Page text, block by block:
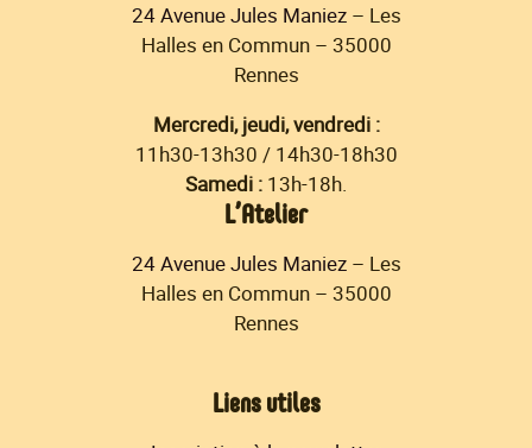
24 Avenue Jules Maniez– Les
Halles en Commun – 35000
Rennes
Mercredi, jeudi, vendredi :
11h30-13h30 / 14h30-18h30
Samedi : 13h-18h.
L’Atelier
24 Avenue Jules Maniez– Les
Halles en Commun – 35000
Rennes
Liens utiles